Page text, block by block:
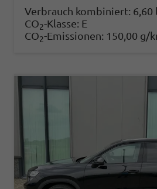
Verbrauch kombiniert: 6,60
CO2-Klasse: E
CO2-Emissionen: 150,00 g/